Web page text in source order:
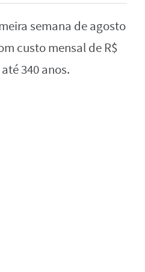
semana de agosto
custo mensal de R$
340 anos.